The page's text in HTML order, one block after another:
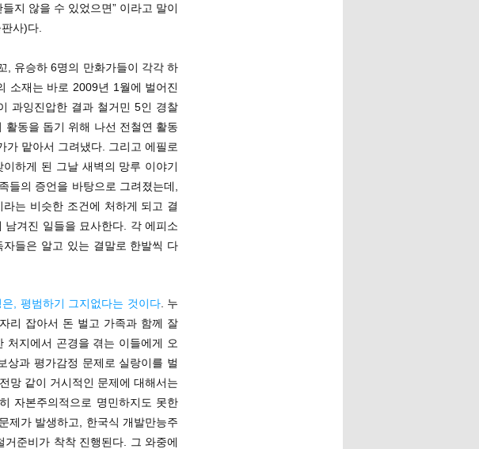
지 않을 수 있었으면” 이라고 말이
사)다.
, 유승하 6명의 만화가들이 각각 하
소재는 바로 2009년 1월에 벌어진
과잉진압한 결과 철거민 5인 경찰
동을 돕기 위해 나선 전철연 활동
가 맡아서 그려냈다. 그리고 에필로
하게 된 그날 새벽의 망루 이야기
들의 증언을 바탕으로 그려졌는데,
는 비슷한 조건에 처하게 되고 결
겨진 일들을 묘사한다. 각 에피소
들은 알고 있는 결말로 한발씩 다
, 평범하기 그지없다는 것이다. 누
리 잡아서 돈 벌고 가족과 함께 잘
처지에서 곤경을 겪는 이들에게 오
상과 평가감정 문제로 실랑이를 벌
망 같이 거시적인 문제에 대해서는
자본주의적으로 명민하지도 못한
제가 발생하고, 한국식 개발만능주
준비가 착착 진행된다. 그 와중에